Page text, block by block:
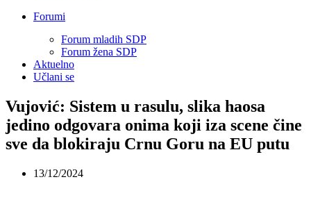
Forumi
Forum mladih SDP
Forum žena SDP
Aktuelno
Učlani se
Vujović: Sistem u rasulu, slika haosa
jedino odgovara onima koji iza scene čine
sve da blokiraju Crnu Goru na EU putu
13/12/2024